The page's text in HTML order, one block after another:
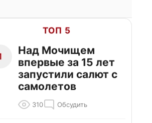
ТОП 5
Над Мочищем
впервые за 15 лет
запустили салют с
самолетов
310 Обсудить